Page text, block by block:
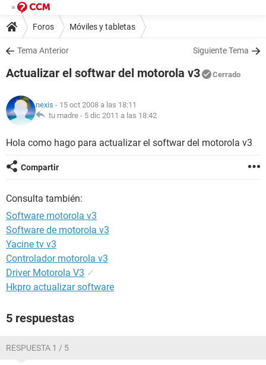
Foros Móviles y tabletas
Tema Anterior Siguiente Tema
Actualizar el softwar del motorola v3 Cerrado
nexis - 15 oct 2008 a las 18:11
tu madre - 5 dic 2011 a las 18:42
Hola como hago para actualizar el softwar del motorola v3
Compartir
Consulta también:
Software motorola v3
Software de motorola v3
Yacine tv v3
Controlador motorola v3
Driver Motorola V3 ✓
Hkpro actualizar software
5 respuestas
RESPUESTA 1 / 5